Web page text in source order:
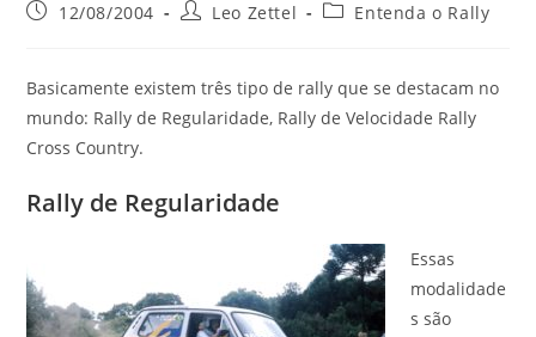
12/08/2004 Leo Zettel Entenda o Rally
Basicamente existem três tipo de rally que se destacam no
mundo: Rally de Regularidade, Rally de Velocidade Rally
Cross Country.
Rally de Regularidade
Essas
modalidade
s são